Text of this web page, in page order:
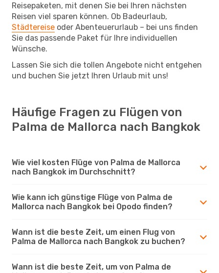
Reisepaketen, mit denen Sie bei Ihren nächsten
Reisen viel sparen können. Ob Badeurlaub,
Städtereise oder Abenteuerurlaub – bei uns finden
Sie das passende Paket für Ihre individuellen
Wünsche.
Lassen Sie sich die tollen Angebote nicht entgehen
und buchen Sie jetzt Ihren Urlaub mit uns!
Häufige Fragen zu Flügen von
Palma de Mallorca nach Bangkok
Wie viel kosten Flüge von Palma de Mallorca
nach Bangkok im Durchschnitt?
Wie kann ich günstige Flüge von Palma de
Mallorca nach Bangkok bei Opodo finden?
Wann ist die beste Zeit, um einen Flug von
Palma de Mallorca nach Bangkok zu buchen?
Wann ist die beste Zeit, um von Palma de